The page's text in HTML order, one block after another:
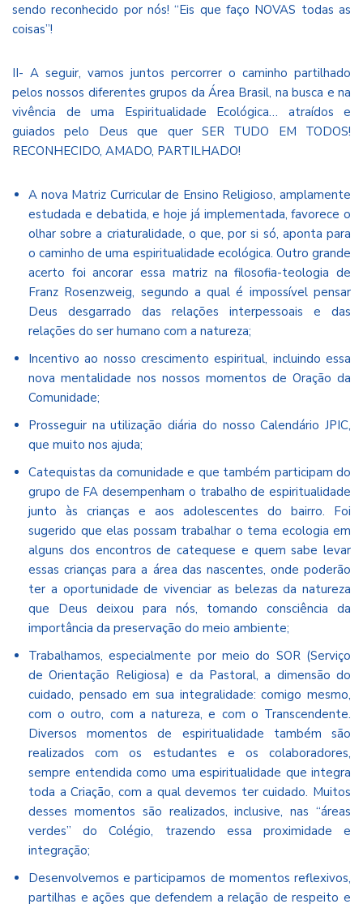
sendo reconhecido por nós! “Eis que faço NOVAS todas as
coisas”!
II- A seguir, vamos juntos percorrer o caminho partilhado
pelos nossos diferentes grupos da Área Brasil, na busca e na
vivência de uma Espiritualidade Ecológica… atraídos e
guiados pelo Deus que quer SER TUDO EM TODOS!
RECONHECIDO, AMADO, PARTILHADO!
A nova Matriz Curricular de Ensino Religioso, amplamente
estudada e debatida, e hoje já implementada, favorece o
olhar sobre a criaturalidade, o que, por si só, aponta para
o caminho de uma espiritualidade ecológica. Outro grande
acerto foi ancorar essa matriz na filosofia-teologia de
Franz Rosenzweig, segundo a qual é impossível pensar
Deus desgarrado das relações interpessoais e das
relações do ser humano com a natureza;
Incentivo ao nosso crescimento espiritual, incluindo essa
nova mentalidade nos nossos momentos de Oração da
Comunidade;
Prosseguir na utilização diária do nosso Calendário JPIC,
que muito nos ajuda;
Catequistas da comunidade e que também participam do
grupo de FA desempenham o trabalho de espiritualidade
junto às crianças e aos adolescentes do bairro. Foi
sugerido que elas possam trabalhar o tema ecologia em
alguns dos encontros de catequese e quem sabe levar
essas crianças para a área das nascentes, onde poderão
ter a oportunidade de vivenciar as belezas da natureza
que Deus deixou para nós, tomando consciência da
importância da preservação do meio ambiente;
Trabalhamos, especialmente por meio do SOR (Serviço
de Orientação Religiosa) e da Pastoral, a dimensão do
cuidado, pensado em sua integralidade: comigo mesmo,
com o outro, com a natureza, e com o Transcendente.
Diversos momentos de espiritualidade também são
realizados com os estudantes e os colaboradores,
sempre entendida como uma espiritualidade que integra
toda a Criação, com a qual devemos ter cuidado. Muitos
desses momentos são realizados, inclusive, nas “áreas
verdes” do Colégio, trazendo essa proximidade e
integração;
Desenvolvemos e participamos de momentos reflexivos,
partilhas e ações que defendem a relação de respeito e